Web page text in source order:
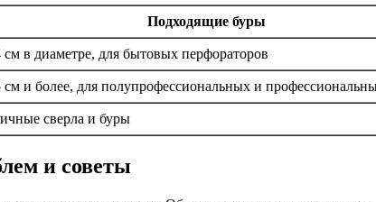
Подходящие буры
см в диаметре, для бытовых перфораторов
см и более, для полупрофессиональных и
сверла и буры
и советы